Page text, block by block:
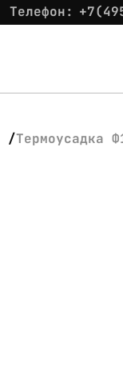
Телефон:
Термоусадка